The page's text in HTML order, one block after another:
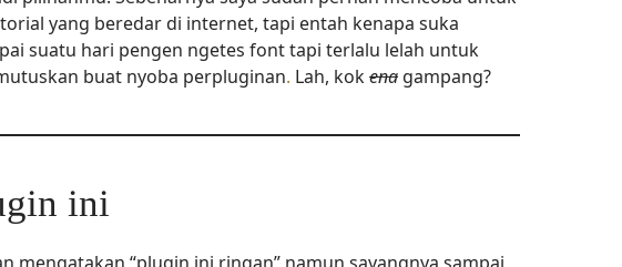
yang beredar di internet, tapi entah kenapa suka
suatu hari pengen ngetes font tapi terlalu lelah untuk
buat nyoba perpluginan. Lah, kokena gampang?
ini